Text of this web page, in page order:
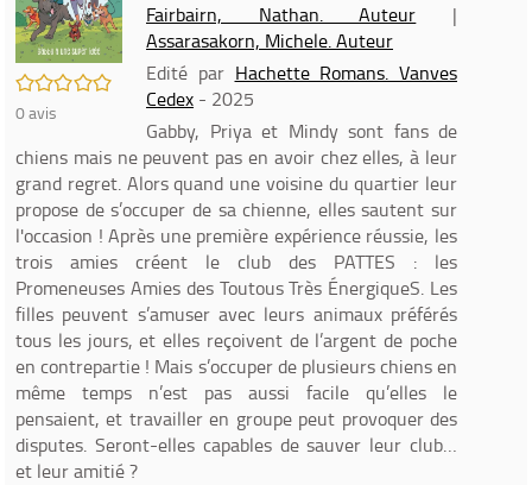
/5
0avis
Fairbairn, Nathan. Auteur |
Assarasakorn, Michele. Auteur
Edité par Hachette Romans. Vanves
Cedex - 2025
Gabby, Priya et Mindy sont fans de
chiens mais ne peuvent pas en avoir chez elles, à leur
grand regret. Alors quand une voisine du quartier leur
propose de s’occuper de sa chienne, elles sautent sur
l'occasion ! Après une première expérience réussie, les
trois amies créent le club des PATTES : les
Promeneuses Amies des Toutous Très ÉnergiqueS. Les
filles peuvent s’amuser avec leurs animaux préférés
tous les jours, et elles reçoivent de l’argent de poche
en contrepartie ! Mais s’occuper de plusieurs chiens en
même temps n’est pas aussi facile qu’elles le
pensaient, et travailler en groupe peut provoquer des
disputes. Seront-elles capables de sauver leur club…
et leur amitié ?